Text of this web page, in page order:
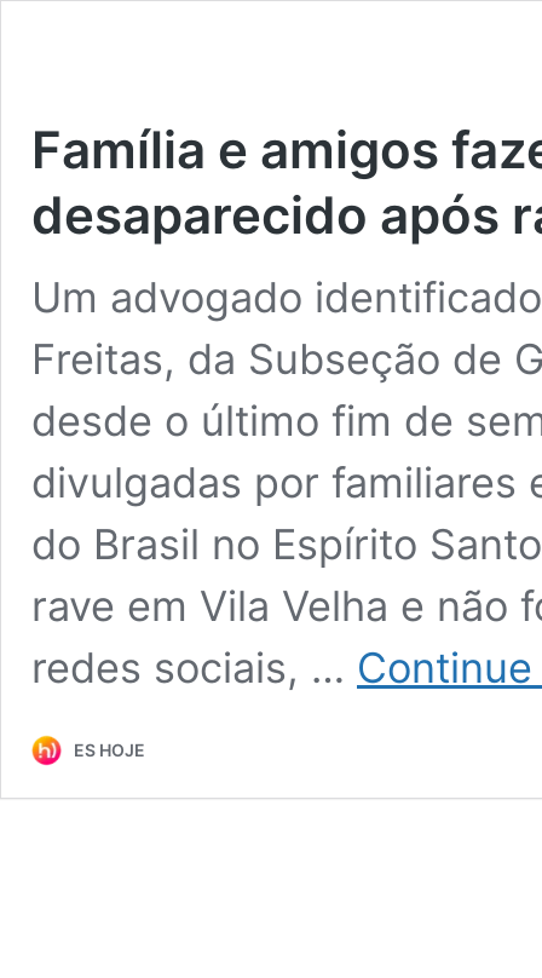
Família e amigos
desaparecido após
Um advogado
Freitas, da Subseção de
desde o último fim de
divulgadas por familiares
do Brasil no Espírito
rave em Vila Velha e não
redes sociais, …
ES HOJE